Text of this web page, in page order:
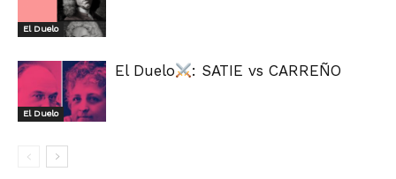
El Duelo
El Duelo
El Duelo : SATIE vs CARREÑO